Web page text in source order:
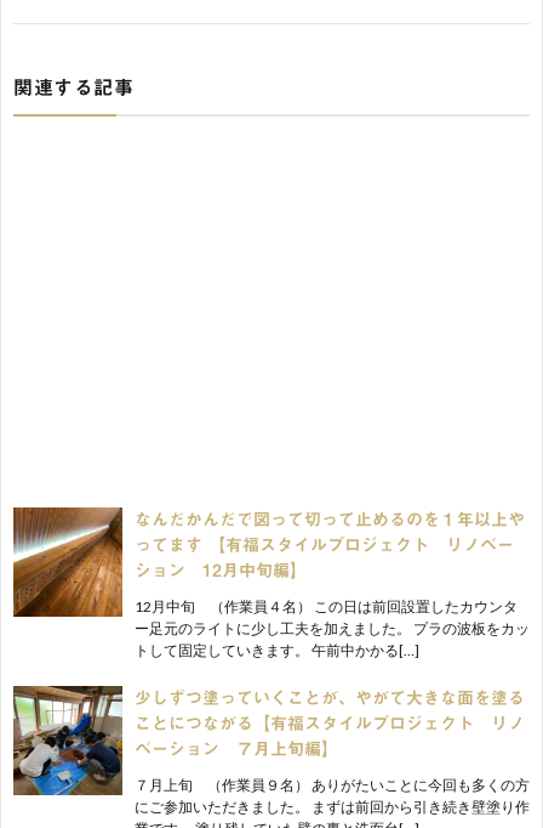
関連する記事
なんだかんだで図って切って止めるのを１年以上や
ってます 【有福スタイルプロジェクト リノベー
ション 12月中旬編】
12月中旬 （作業員４名） この日は前回設置したカウンタ
ー足元のライトに少し工夫を加えました。 プラの波板をカッ
トして固定していきます。 午前中かかる[…]
少しずつ塗っていくことが、やがて大きな面を塗る
ことにつながる【有福スタイルプロジェクト リノ
ベーション ７月上旬編】
７月上旬 （作業員９名） ありがたいことに今回も多くの方
にご参加いただきました。 まずは前回から引き続き壁塗り作